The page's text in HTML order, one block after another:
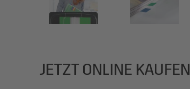
JETZT ONLINE KAUFEN